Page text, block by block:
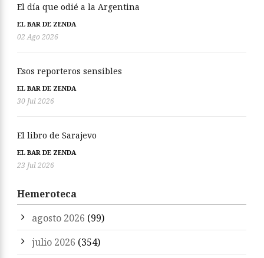
El día que odié a la Argentina
EL BAR DE ZENDA
02 Ago 2026
Esos reporteros sensibles
EL BAR DE ZENDA
30 Jul 2026
El libro de Sarajevo
EL BAR DE ZENDA
23 Jul 2026
Hemeroteca
agosto 2026 (99)
julio 2026 (354)